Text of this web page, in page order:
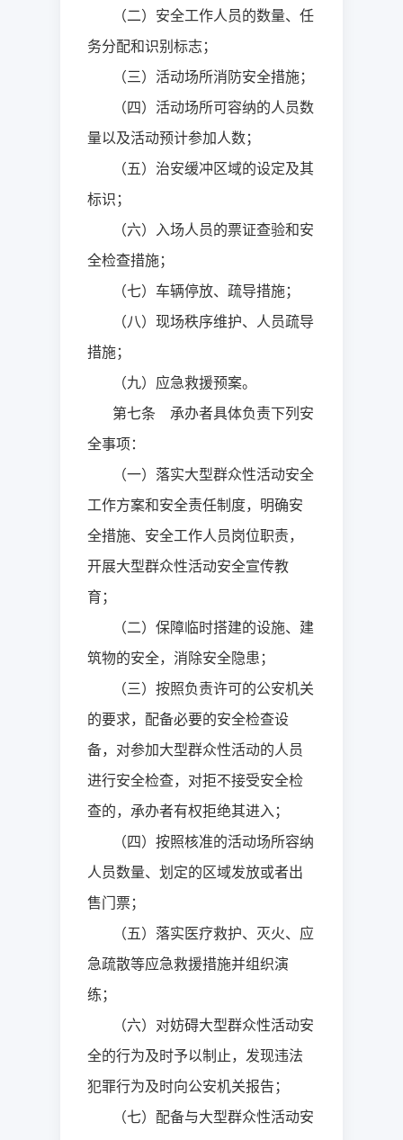
（二）安全工作人员的数量、任
务分配和识别标志；
（三）活动场所消防安全措施；
（四）活动场所可容纳的人员数
量以及活动预计参加人数；
（五）治安缓冲区域的设定及其
标识；
（六）入场人员的票证查验和安
全检查措施；
（七）车辆停放、疏导措施；
（八）现场秩序维护、人员疏导
措施；
（九）应急救援预案。
第七条 承办者具体负责下列安
全事项：
（一）落实大型群众性活动安全
工作方案和安全责任制度，明确安
全措施、安全工作人员岗位职责，
开展大型群众性活动安全宣传教
育；
（二）保障临时搭建的设施、建
筑物的安全，消除安全隐患；
（三）按照负责许可的公安机关
的要求，配备必要的安全检查设
备，对参加大型群众性活动的人员
进行安全检查，对拒不接受安全检
查的，承办者有权拒绝其进入；
（四）按照核准的活动场所容纳
人员数量、划定的区域发放或者出
售门票；
（五）落实医疗救护、灭火、应
急疏散等应急救援措施并组织演
练；
（六）对妨碍大型群众性活动安
全的行为及时予以制止，发现违法
犯罪行为及时向公安机关报告；
（七）配备与大型群众性活动安